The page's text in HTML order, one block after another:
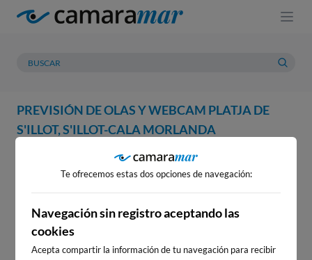
PREVISIÓN DE OLAS Y WEBCAM PLATJA DE
S'ILLOT, S'ILLOT-CALA MORLANDA
PREVISIÓN METEOROLOGÍA
WEBCAM PLATJA DE S'ILLOT,
S'ILLOT-CALA MORLANDA
Te ofrecemos estas dos opciones de navegación:
Navegación sin registro aceptando las
cookies
Acepta compartir la información de tu navegación para recibir